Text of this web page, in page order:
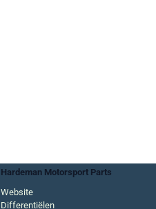
Hardeman Motorsport Parts
Website
Differentiëlen